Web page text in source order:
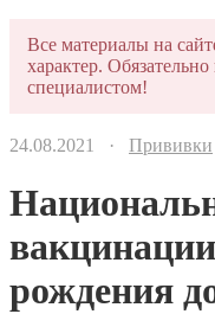
Все материалы на
характер.
специалистом!
24.08.2021 · Прививки
рождения